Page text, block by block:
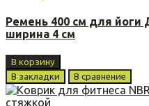
Ремень 400 см для
ширина 4 см
В корзину
В закладки
В сравнение